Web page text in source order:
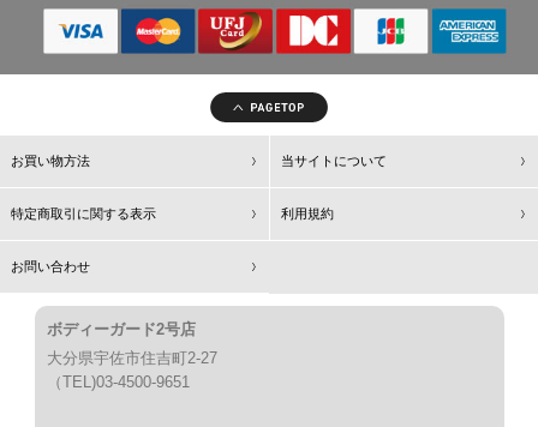
お買い物方法 当サイトについて
特定商取引に関する表示 利用規約
お問い合わせ
ボディーガード2号店
大分県宇佐市住吉町2-27
（TEL)03-4500-9651